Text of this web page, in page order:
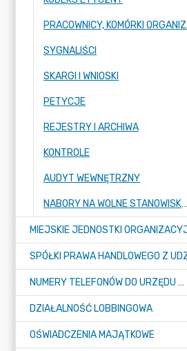
SYGNALIŚCI
SKARGI I WNIOSKI
PETYCJE
REJESTRY I ARCHIWA
KONTROLE
AUDYT WEWNĘTRZNY
NABORY NA WOLNE STANOWISKA PRACY
MIEJSKIE JEDNOSTKI
NUMERY TELEFONÓW DO URZĘDU MIASTA, MIEJSKICH JEDNOSTEK ORGANIZACYJNYCH ORAZ SPÓŁEK PRAWA HANDLOWEGO Z UDZIAŁEM GMINY
DZIAŁALNOŚĆ LOBBINGOWA
OŚWIADCZENIA MAJĄTKOWE